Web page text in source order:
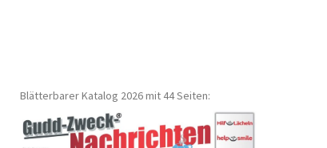
Blätterbarer Katalog 2026 mit 44 Seiten: